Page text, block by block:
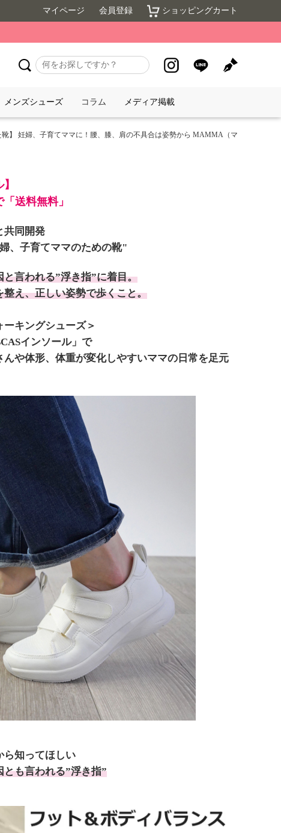
マイページ 会員登録 ショッピングカート
メンズシューズ コラム メディア掲載
】 妊婦、子育てママに！腰、膝、肩の不具合は姿勢から MAMMA（マ
送料無料」
共同開発
、子育てママのための靴"
言われる”浮き指”に着目。
え、正しい姿勢で歩くこと。
ーキングシューズ＞
インソール」で
や体形、体重が変化しやすいママの日常を足元
ら知ってほしい
も言われる”浮き指”